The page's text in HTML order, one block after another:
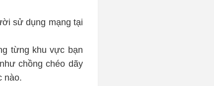
sử dụng mạng tại
từng khu vực bạn
chồng chéo dãy
nào.